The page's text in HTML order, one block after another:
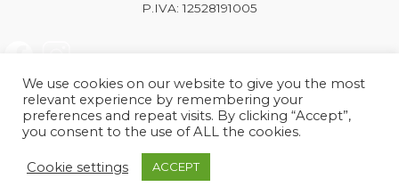
P.IVA: 12528191005
Roma | PI e CF: 12528191005 | markonetsrl@pec.it |
We use cookies on our website to give you the most
relevant experience by remembering your
preferences and repeat visits. By clicking “Accept”,
you consent to the use of ALL the cookies.
Cookie settings ACCEPT